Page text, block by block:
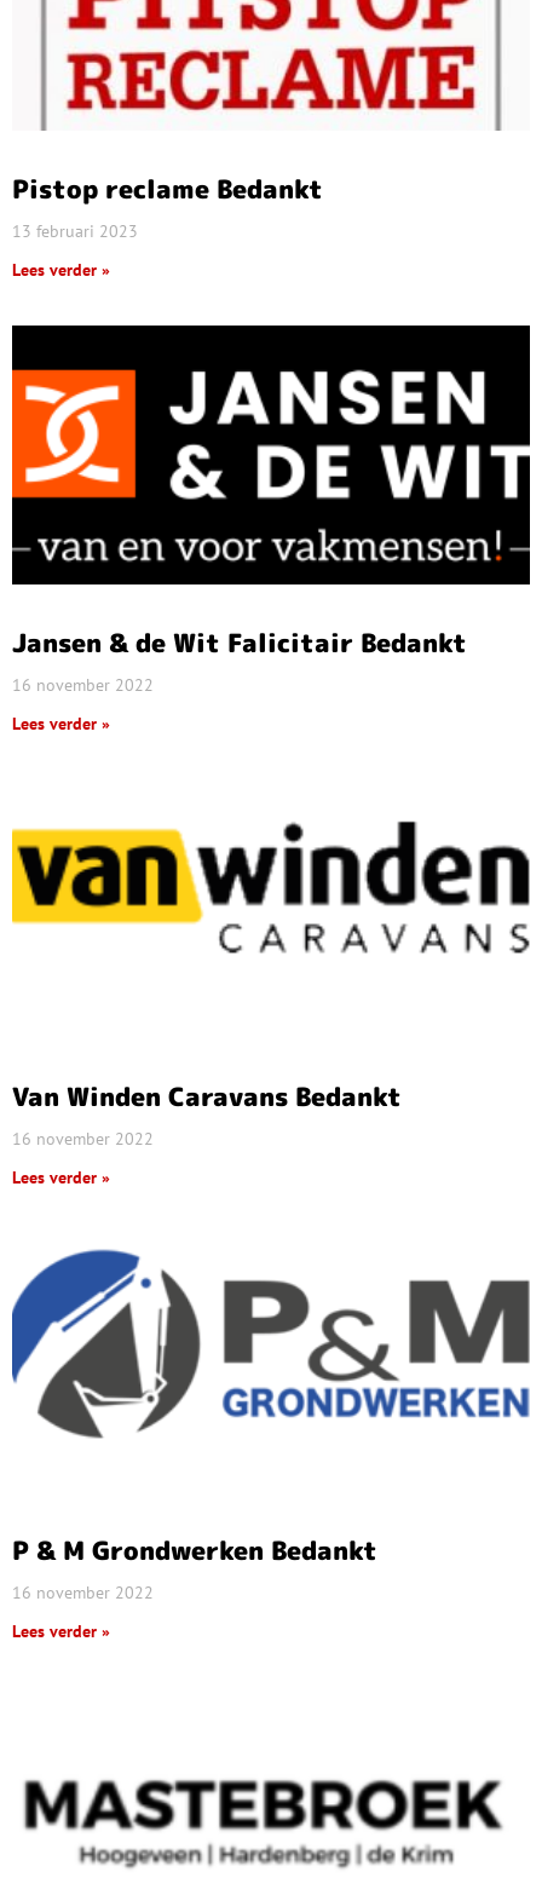
Pistop reclame Bedankt
13 februari 2023
Lees verder »
Jansen & de Wit Falicitair Bedankt
16 november 2022
Lees verder »
Van Winden Caravans Bedankt
16 november 2022
Lees verder »
P & M Grondwerken Bedankt
16 november 2022
Lees verder »